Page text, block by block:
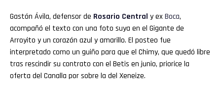
Gastón Ávila, defensor de Rosario Central y exBoca,
acompañó el texto con una foto suya en el Gigante de
Arroyito y un corazón azul y amarillo. El posteo fue
interpretado como un guiño para que el Chimy, que quedó libre
tras rescindir su contrato con el Betis en junio, priorice la
oferta del Canalla por sobre la del Xeneize.